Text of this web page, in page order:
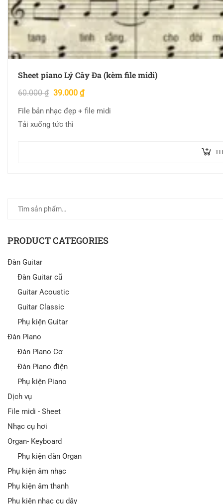
Sheet piano Lý Cây Đa (kèm file midi)
60.000₫ 39.000 ₫
File bản nhạc đẹp + file midi
Tải xuống tức thì
PRODUCT CATEGORIES
Đàn Guitar
Đàn Guitar cũ
Guitar Acoustic
Guitar Classic
Phụ kiện Guitar
Đàn Piano
Đàn Piano Cơ
Đàn Piano điện
Phụ kiện Piano
Dịch vụ
File midi - Sheet
Nhạc cụ hơi
Organ- Keyboard
Phụ kiện đàn Organ
Phụ kiện âm nhạc
Phụ kiện âm thanh
Phụ kiện nhạc cụ dây